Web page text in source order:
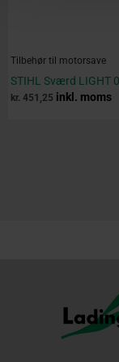
Tilbehør til motorsave
STIHL Sværd LIGHT
kr. 451,25 inkl. moms